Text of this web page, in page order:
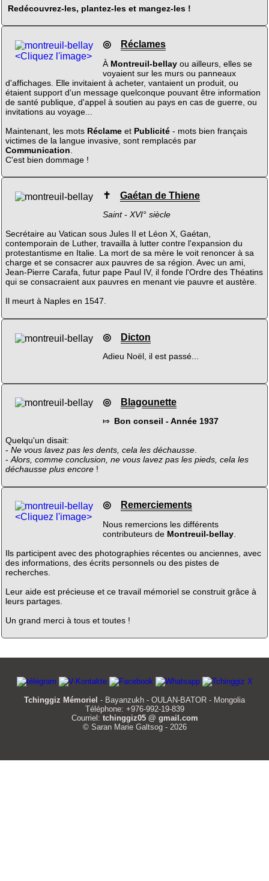
Redécouvrez-les, plantez-les et mangez-les !
<Cliquez l'image>
◎ Réclames
À Montreuil-bellayou ailleurs, elles se
voyaient sur les murs ou panneaux
d'affichages. Elle invitaient à acheter, vantaient un produit, ou
étaient support d'un message quelconque pouvant être information
de santé publique, d'appel à soutien au pays en cas de guerre, ou
invitations au voyage...
Maintenant, les mots Réclameet Publicité- mots bien français
victimes de la langue invasive, sont remplacés par
Communication
C'est bien dommage !
✝ Gaétan de Thiene
Saint - XVI° siècle
Secrétaire au Vatican sous Jules II et Léon X, Gaétan,
contemporain de Luther, travailla à lutter contre l'expansion du
protestantisme en Italie. La mort de sa mère le voit renoncer à sa
charge et se consacrer aux pauvres de sa région. Avec un ami,
Jean-Pierre Carafa, futur pape Paul IV, il fonde l'Ordre des Théatins
qui se consacraient aux pauvres en menant vie pauvre et austère.
Il meurt à Naples en 1547.
◎ Dicton
Adieu Noël, il est passé...
◎ Blagounette
⤇ Bon conseil - Année 1937
Quelqu'un disait:
- Ne vous lavez pas les dents, cela les déchausse.
- Alors, comme conclusion, ne vous lavez pas les pieds, cela les
déchausse plus encore!
<Cliquez l'image>
◎ Remerciements
Nous remercions les différents
contributeurs de Montreuil-bellay.
Ils participent avec des photographies récentes ou anciennes, avec
des informations, des écrits personnels ou des pistes de
recherches.
Leur aide est précieuse et ce travail mémoriel se construit grâce à
leurs partages.
Un grand merci à tous et toutes !
Tchinggiz Mémoriel - Bayanzukh - OULAN-BATOR - Mongolia
Téléphone: +976-992-19-839
Courriel: tchinggiz05 @ gmail.com
© Saran Marie Galtsog - 2026